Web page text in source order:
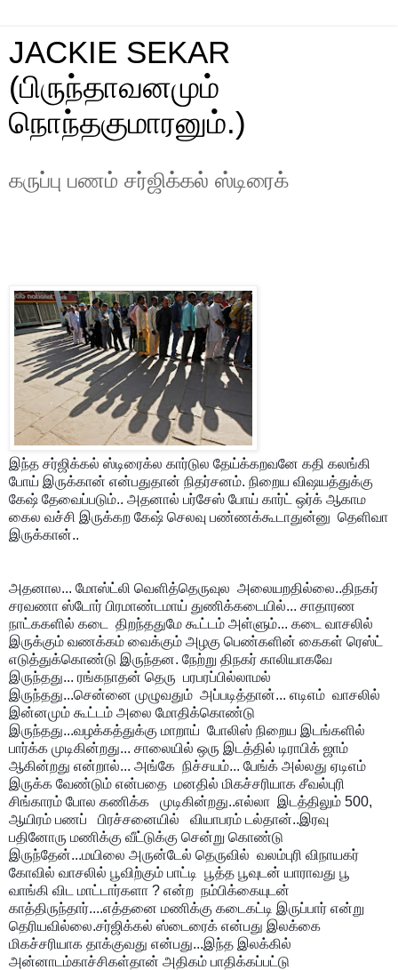
JACKIE SEKAR
(பிருந்தாவனமும்
நொந்தகுமாரனும்.)
கருப்பு பணம் சர்ஜிக்கல் ஸ்டிரைக்
இந்த சர்ஜிக்கல் ஸ்டிரைக்ல கார்டுல தேய்க்கறவனே கதி கலங்கி
போய் இருக்கான் என்பதுதான் நிதர்சனம். நிறைய விஷயத்துக்கு
கேஷ் தேவைப்படும்.. அதனால் பர்சேஸ் போய் கார்ட் ஒர்க் ஆகாம
கைல வச்சி இருக்கற கேஷ் செலவு பண்ணக்கூடாதுன்னு  தெளிவா
இருக்கான்..
அதனால... மோஸ்ட்லி வெளித்தெருவுல  அலையறதில்லை..திநகர்
சரவணா ஸ்டோர் பிரமாண்டமாய் துணிக்கடையில்... சாதாரண
நாட்ககளில் கடை  திறந்ததுமே கூட்டம் அள்ளும்... கடை வாசலில்
இருக்கும் வணக்கம் வைக்கும் அழகு பெண்களின் கைகள் ரெஸ்ட்
எடுத்துக்கொண்டு இருந்தன. நேற்று திநகர் காலியாகவே
இருந்தது... ரங்கநாதன் தெரு  பரபரப்பில்லாமல்
இருந்தது...சென்னை முழுவதும்  அப்படித்தான்... எடிஎம்  வாசலில்
இன்னமும் கூட்டம் அலை மோதிக்கொண்டு
இருந்தது...வழக்கத்துக்கு மாறாய்  போலிஸ் நிறைய இடங்களில்
பார்க்க முடிகின்றது... சாலையில் ஒரு இடத்தில் டிராபிக் ஜாம்
ஆகின்றது என்றால்... அங்கே  நிச்சயம்... பேங்க் அல்லது ஏடிஎம்
இருக்க வேண்டும் என்பதை  மனதில் மிகச்சரியாக சீவல்புரி
சிங்காரம் போல கணிக்க   முடிகின்றது..எல்லா  இடத்திலும் 500,
ஆயிரம் பணப்   பிரச்சனையில்   வியாபரம் டல்தான்..இரவு
பதினோரு மணிக்கு வீட்டுக்கு சென்று கொண்டு
இருந்தேன்...மயிலை அருன்டேல் தெருவில்  வலம்புரி விநாயகர்
கோவில் வாசலில் பூவிற்கும் பாட்டி  பூத்த பூவுடன் யாராவது பூ
வாங்கி விட மாட்டார்களா ? என்ற  நம்பிக்கையுடன்
காத்திருந்தார்....எத்தனை மணிக்கு கடைகட்டி இருப்பார் என்று
தெரியவில்லை.சர்ஜிக்கல் ஸ்டைரைக் என்பது இலக்கை
மிகச்சரியாக தாக்குவது என்பது...இந்த இலக்கில்
அன்னாடம்காச்சிகள்தான் அதிகம் பாதிக்கப்பட்டு